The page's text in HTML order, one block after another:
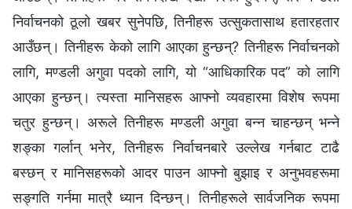
निर्वाचनको ठूलो खबर सुनेपछि, तिनीहरू उत्सुकतासाथ हतारहतार
आउँछन्। तिनीहरू केको लागि आएका हुन्छन्? तिनीहरू निर्वाचनको
लागि, मण्डली अगुवा पदको लागि, यो “आधिकारिक पद” को लागि
आएका हुन्छन्। त्यस्ता मानिसहरू आफ्नो व्यवहारमा विशेष रूपमा
चतुर हुन्छन्। अरूले तिनीहरू मण्डली अगुवा बन्‍न चाहन्छन् भन्‍ने
शङ्का गर्लान् भनेर, तिनीहरू निर्वाचनबारे उल्लेख गर्नबाट टाढै
बस्‍छन् र मानिसहरूको आदर पाउन आफ्नो बुझाइ र अनुभवहरूमा
सङ्गति गर्नमा मात्रै ध्यान दिन्छन्। तिनीहरूले सार्वजनिक रूपमा